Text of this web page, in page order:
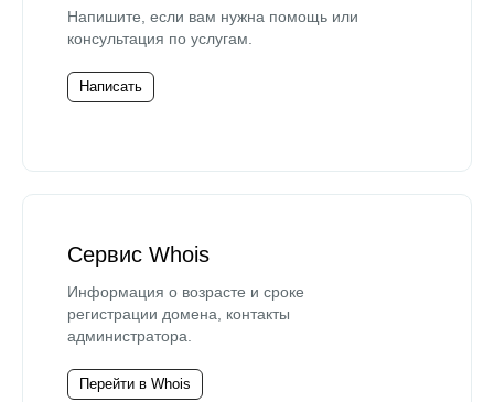
Напишите, если вам нужна помощь или
консультация по услугам.
Написать
Сервис Whois
Информация о возрасте и сроке
регистрации домена, контакты
администратора.
Перейти в Whois